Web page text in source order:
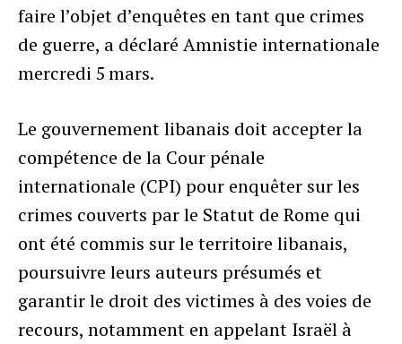
faire l’objet d’enquêtes en tant que crimes
de guerre, a déclaré Amnistie internationale
mercredi 5 mars.
Le gouvernement libanais doit accepter la
compétence de la Cour pénale
internationale (CPI) pour enquêter sur les
crimes couverts par le Statut de Rome qui
ont été commis sur le territoire libanais,
poursuivre leurs auteurs présumés et
garantir le droit des victimes à des voies de
recours, notamment en appelant Israël à